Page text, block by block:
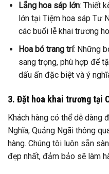
Lẵng hoa sáp lớn: Thiết
lớn tại Tiệm hoa sáp Tư
các buổi lễ khai trương
Hoa bó trang trí: Những
sang trọng, phù hợp để
dấu ấn đặc biệt và ý
3. Đặt hoa khai trương tại
Khách hàng có thể dễ dàng
Nghĩa, Quảng Ngãi thông
hàng. Chúng tôi luôn sẵn
đẹp nhất, đảm bảo sẽ làm